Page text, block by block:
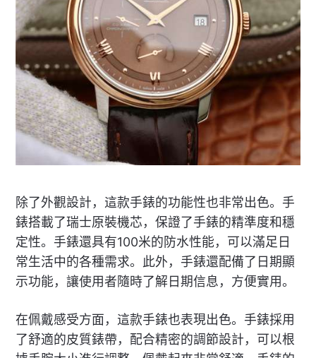
除了外觀設計，這款手錶的功能性也非常出色。手
錶搭載了瑞士原裝機芯，保證了手錶的精準度和穩
定性。手錶還具有100米的防水性能，可以滿足日
常生活中的各種需求。此外，手錶還配備了日期顯
示功能，讓使用者隨時了解日期信息，方便實用。
在佩戴感受方面，這款手錶也表現出色。手錶採用
了舒適的皮質錶帶，配合精密的調節設計，可以根